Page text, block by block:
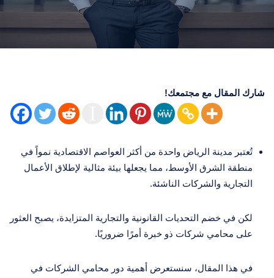
شارك المقال مع مجتمعك!
تُعتبر مدينة الرياض واحدة من أكثر العواصم الاقتصادية نمواً في
منطقة الشرق الأوسط، مما يجعلها بيئة مثالية لإطلاق الأعمال
التجارية والشركات الناشئة.
لكن في خضم التحديات القانونية والتجارية المتزايدة، يصبح العثور
على محامي شركات ذو خبرة أمرًا ضروريًا.
في هذا المقال، سنستعرض أهمية دور محامي الشركات في